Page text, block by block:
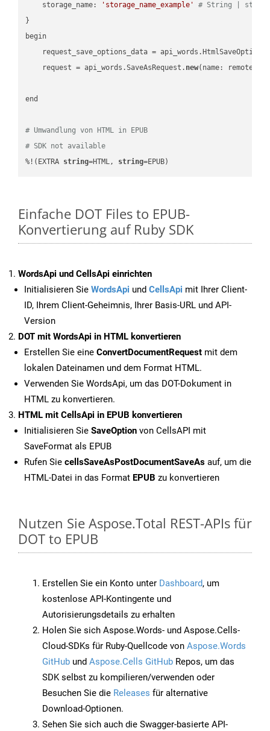
    storage_name:
'storage_name_example'
# String |
}
begin
request_save_options_data =
    request = api_words.SaveAsRequest.
new(name:
end
# Umwandlung von HTML in EPUB
# SDK not available
%!(EXTRA string=HTML, string=EPUB)
Einfache DOT Files to EPUB-
Konvertierung auf Ruby SDK
WordsApi und CellsApi einrichten
Initialisieren Sie WordsApi und CellsApi mit Ihrer Client-
ID, Ihrem Client-Geheimnis, Ihrer Basis-URL und API-
Version
DOT mit WordsApi in HTML konvertieren
Erstellen Sie eine ConvertDocumentRequest mit dem
lokalen Dateinamen und dem Format HTML.
Verwenden Sie WordsApi, um das DOT-Dokument in
HTML zu konvertieren.
HTML mit CellsApi in EPUB konvertieren
Initialisieren Sie SaveOption von CellsAPI mit
SaveFormat als EPUB
Rufen Sie cellsSaveAsPostDocumentSaveAs auf, um die
HTML-Datei in das Format EPUB zu konvertieren
Nutzen Sie Aspose.Total REST-APIs für
DOT to EPUB
Erstellen Sie ein Konto unter Dashboard, um
kostenlose API-Kontingente und
Autorisierungsdetails zu erhalten
Holen Sie sich Aspose.Words- und Aspose.Cells-
Cloud-SDKs für Ruby-Quellcode von Aspose.Words
GitHub und Aspose.Cells GitHub Repos, um das
SDK selbst zu kompilieren/verwenden oder
Besuchen Sie die Releases für alternative
Download-Optionen.
Sehen Sie sich auch die Swagger-basierte API-